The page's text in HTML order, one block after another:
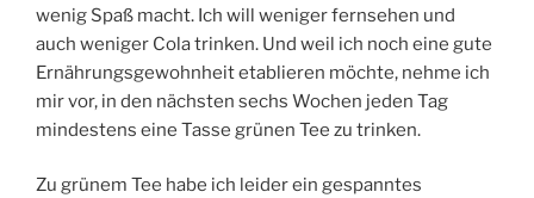
wenig Spaß macht. Ich will weniger fernsehen und
auch weniger Cola trinken. Und weil ich noch eine gute
Ernährungsgewohnheit etablieren möchte, nehme ich
mir vor, in den nächsten sechs Wochen jeden Tag
mindestens eine Tasse grünen Tee zu trinken.
Zu grünem Tee habe ich leider ein gespanntes